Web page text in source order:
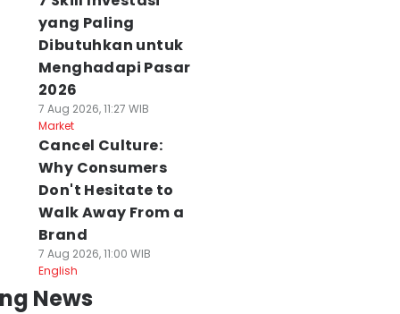
yang Paling
Dibutuhkan untuk
Menghadapi Pasar
2026
7 Aug 2026, 11:27 WIB
Market
Cancel Culture:
Why Consumers
Don't Hesitate to
Walk Away From a
Brand
7 Aug 2026, 11:00 WIB
English
News